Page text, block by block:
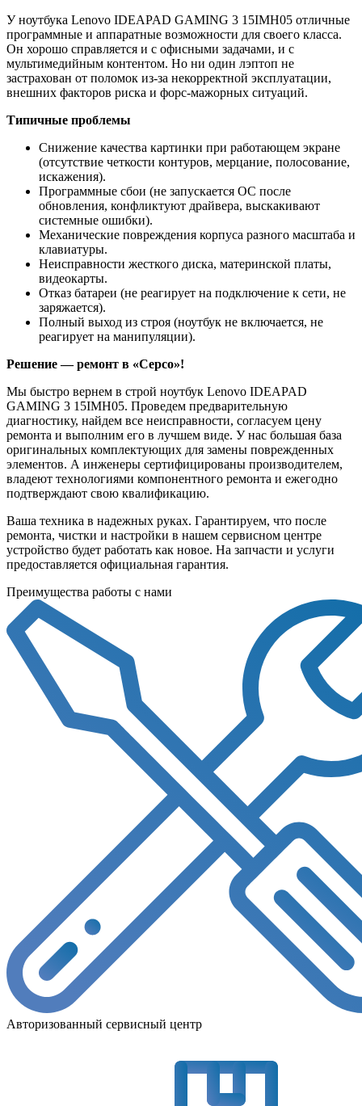
У ноутбука Lenovo IDEAPAD GAMING 3 15IMH05 отличные
программные и аппаратные возможности для своего класса.
Он хорошо справляется и с офисными задачами, и с
мультимедийным контентом. Но ни один лэптоп не
застрахован от поломок из-за некорректной эксплуатации,
внешних факторов риска и форс-мажорных ситуаций.
Типичные проблемы
Снижение качества картинки при работающем экране
(отсутствие четкости контуров, мерцание, полосование,
искажения).
Программные сбои (не запускается ОС после
обновления, конфликтуют драйвера, выскакивают
системные ошибки).
Механические повреждения корпуса разного масштаба и
клавиатуры.
Неисправности жесткого диска, материнской платы,
видеокарты.
Отказ батареи (не реагирует на подключение к сети, не
заряжается).
Полный выход из строя (ноутбук не включается, не
реагирует на манипуляции).
Решение — ремонт в «Серсо»!
Мы быстро вернем в строй ноутбук Lenovo IDEAPAD
GAMING 3 15IMH05. Проведем предварительную
диагностику, найдем все неисправности, согласуем цену
ремонта и выполним его в лучшем виде. У нас большая база
оригинальных комплектующих для замены поврежденных
элементов. А инженеры сертифицированы производителем,
владеют технологиями компонентного ремонта и ежегодно
подтверждают свою квалификацию.
Ваша техника в надежных руках. Гарантируем, что после
ремонта, чистки и настройки в нашем сервисном центре
устройство будет работать как новое. На запчасти и услуги
предоставляется официальная гарантия.
Преимущества работы с нами
Авторизованный сервисный центр